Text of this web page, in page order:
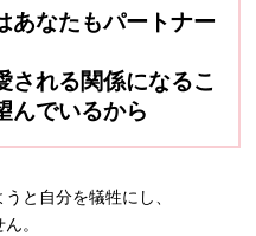
あなたもパートナー
される関係になるこ
んでいるから
と自分を犠牲にし、
。